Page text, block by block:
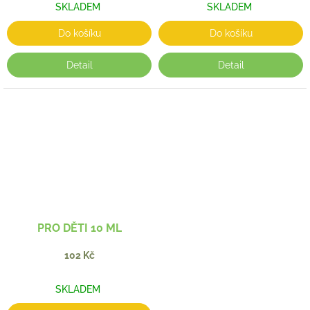
SKLADEM
Do košíku
Detail
SKLADEM
Do košíku
Detail
PRO DĚTI 10 ML
102 Kč
SKLADEM